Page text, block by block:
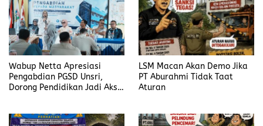
k
n
Wabup Netta Apresiasi
Pengabdian PGSD Unsri,
Dorong Pendidikan Jadi Aksi
LSM Macan Akan Demo Jika
PT Aburahmi Tidak Taat
Aturan